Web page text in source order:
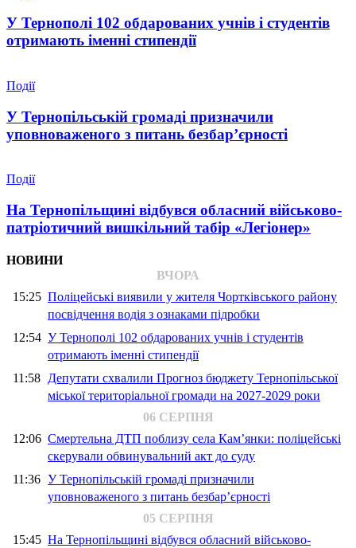
У Тернополі 102 обдарованих учнів і студентів
отримають іменні стипендії
Події
У Тернопільській громаді призначили
уповноваженого з питань безбар’єрності
Події
На Тернопільщині відбувся обласний військово-
патріотичний вишкільний табір «Легіонер»
НОВИНИ
ВЧОРА
15:25 Поліцейські виявили у жителя Чортківського району
посвідчення водія з ознаками підробки
12:54 У Тернополі 102 обдарованих учнів і студентів
отримають іменні стипендії
11:58 Депутати схвалили Прогноз бюджету Тернопільської
міської територіальної громади на 2027-2029 роки
06 СЕРПНЯ
12:06 Смертельна ДТП поблизу села Кам’янки: поліцейські
скерували обвинувальний акт до суду
11:36 У Тернопільській громаді призначили
уповноваженого з питань безбар’єрності
05 СЕРПНЯ
15:45 На Тернопільщині відбувся обласний військово-